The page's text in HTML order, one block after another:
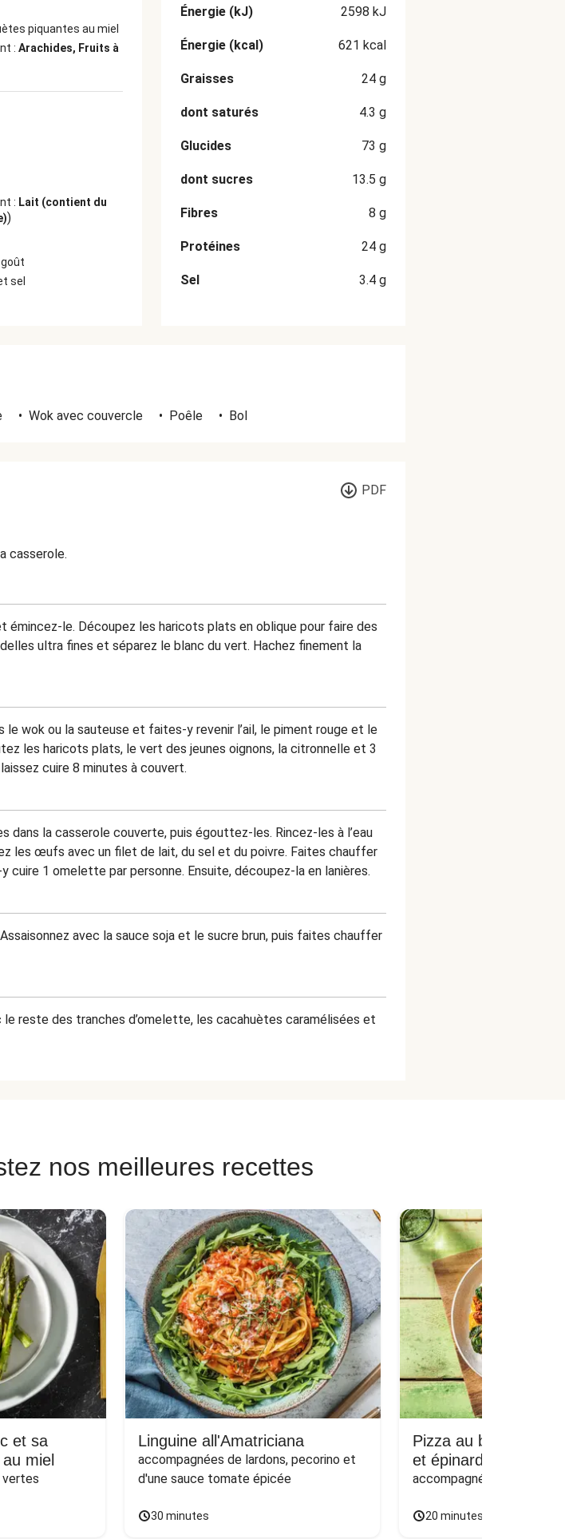
piquantes au miel
: Arachides, Fruits à
: Lait (contient du
)
sel
Énergie (kJ) 2598 kJ
Énergie (kcal) 621 kcal
Graisses 24 g
dont saturés 4.3 g
Glucides 73 g
dont sucres 13.5 g
Fibres 8 g
Protéines 24 g
Sel 3.4 g
• Wok avec couvercle • Poêle • Bol
PDF
casserole.
émincez-le. Découpez les haricots plats en oblique pour faire des
ultra fines et séparez le blanc du vert. Hachez finement la
le wok ou la sauteuse et faites-y revenir l’ail, le piment rouge et le
les haricots plats, le vert des jeunes oignons, la citronnelle et 3
cuire 8 minutes à couvert.
la casserole couverte, puis égouttez-les. Rincez-les à l’eau
les œufs avec un filet de lait, du sel et du poivre. Faites chauffer
1 omelette par personne. Ensuite, découpez-la en lanières.
avec la sauce soja et le sucre brun, puis faites chauffer
reste des tranches d’omelette, les cacahuètes caramélisées et
nos meilleures recettes
et sa
miel
vertes
Linguine all'Amatriciana
accompagnées de lardons, pecorino et
d'une sauce tomate épicée
30 minutes
Pizza au bœuf
et épinards sur naan
accompagnée d'une salade
20 minutes